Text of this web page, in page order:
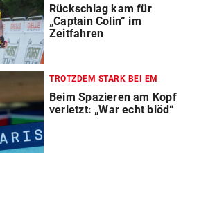
Rückschlag kam für
„Captain Colin“ im
Zeitfahren
TROTZDEM STARK BEI EM
Beim Spazieren am Kopf
verletzt: „War echt blöd“